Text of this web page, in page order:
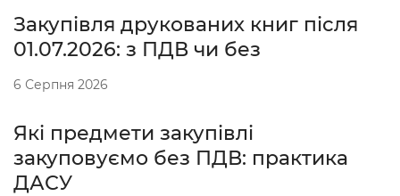
Закупівля друкованих книг після
01.07.2026: з ПДВ чи без
6 Серпня 2026
Які предмети закупівлі
закуповуємо без ПДВ: практика
ДАСУ